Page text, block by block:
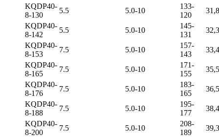
KQDP40-
8-130
5.5 5.0-10
133-
120
KQDP40-
8-142
5.5 5.0-10
145-
131
KQDP40-
8-153
7.5 5.0-10
157-
143
KQDP40-
8-165
7.5 5.0-10
171-
155
KQDP40-
8-176
7.5 5.0-10
183-
165
KQDP40-
8-188
7.5 5.0-10
195-
177
KQDP40-
8-200
7.5 5.0-10
208-
189